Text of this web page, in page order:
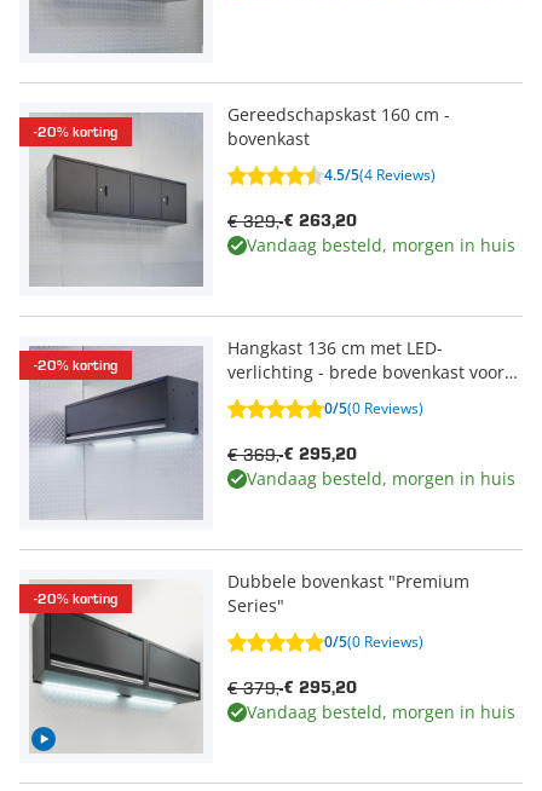
-20% korting
Gereedschapskast 160 cm -
bovenkast
4.5/5(4 Reviews)
€ 263,20
€ 329,-
Vandaag besteld, morgen in huis
-20% korting
Hangkast 136 cm met LED-
verlichting - brede bovenkast voor
werkplaats
0/5(0 Reviews)
€ 295,20
€ 369,-
Vandaag besteld, morgen in huis
-20% korting
Dubbele bovenkast "Premium
Series"
0/5(0 Reviews)
€ 295,20
€ 379,-
Vandaag besteld, morgen in huis